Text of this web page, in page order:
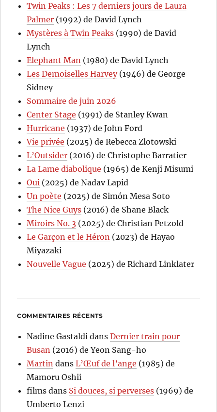
Twin Peaks : Les 7 derniers jours de Laura
Palmer (1992) de David Lynch
Mystères à Twin Peaks (1990) de David
Lynch
Elephant Man (1980) de David Lynch
Les Demoiselles Harvey(1946) de George
Sidney
Sommaire de juin 2026
Center Stage (1991) de Stanley Kwan
Hurricane (1937) de John Ford
Vie privée (2025) de Rebecca Zlotowski
L’Outsider (2016) de Christophe Barratier
La Lame diabolique (1965) de Kenji Misumi
Oui (2025) de Nadav Lapid
Un poète (2025) de Simón Mesa Soto
The Nice Guys (2016) de Shane Black
Miroirs No. 3 (2025) de Christian Petzold
Le Garçon et le Héron (2023) de Hayao
Miyazaki
Nouvelle Vague (2025) de Richard Linklater
COMMENTAIRES RÉCENTS
Nadine Gastaldi dansDernier train pour
Busan (2016) de Yeon Sang-ho
Martin dansL’Œuf de l’ange (1985) de
Mamoru Oshii
films dans Si douces, si perverses (1969) de
Umberto Lenzi